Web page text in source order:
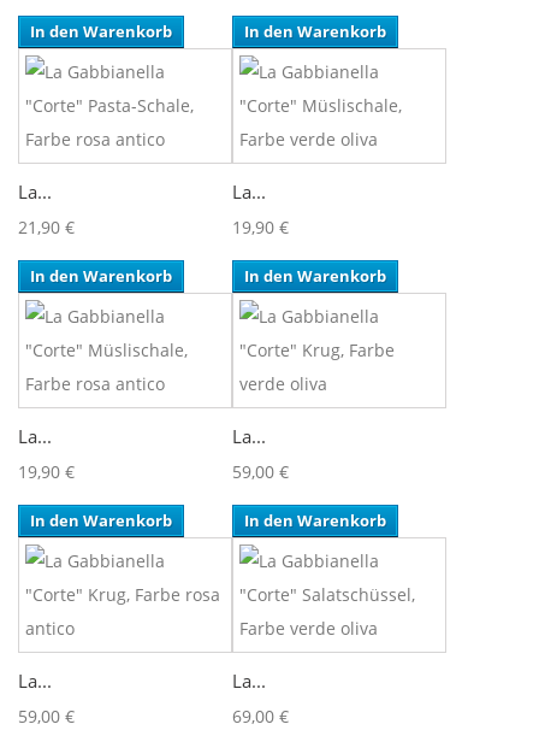
In den Warenkorb In den Warenkorb
La...
21,90 €
In den Warenkorb
La...
19,90 €
In den Warenkorb
La...
19,90 €
In den Warenkorb
La...
59,00 €
In den Warenkorb
La...
59,00 €
La...
69,00 €